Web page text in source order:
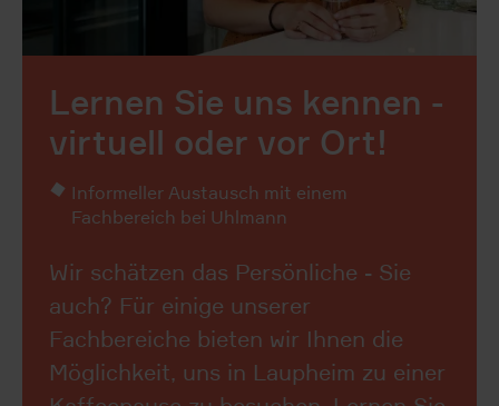
Lernen Sie uns kennen -
virtuell oder vor Ort!
Informeller Austausch mit einem
Fachbereich bei Uhlmann
Wir schätzen das Persönliche - Sie
auch? Für einige unserer
Fachbereiche bieten wir Ihnen die
Möglichkeit, uns in Laupheim zu einer